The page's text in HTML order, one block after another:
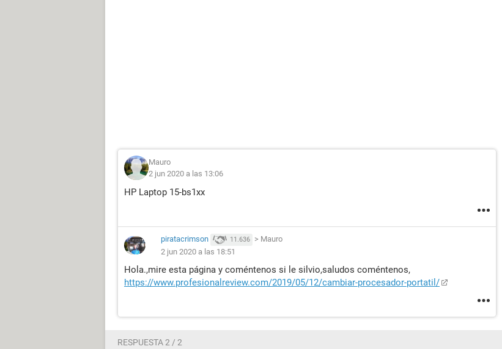
Mauro
2 jun 2020 a las 13:06
HP Laptop 15-bs1xx
piratacrimson 11.636 > Mauro
2 jun 2020 a las 18:51
Hola.,mire esta página y coméntenos si le silvio,saludos coméntenos,
https://www.profesionalreview.com/2019/05/12/cambiar-procesador-portatil/
RESPUESTA 2 / 2